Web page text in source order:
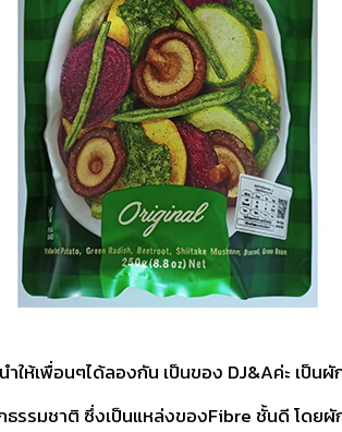
ให้เพื่อนๆได้ลองกัน เป็นของ DJ&Aค่ะ เป็น
ธรรมชาติ ซึ่งเป็นแหล่งของFibre ชั้นดี โด